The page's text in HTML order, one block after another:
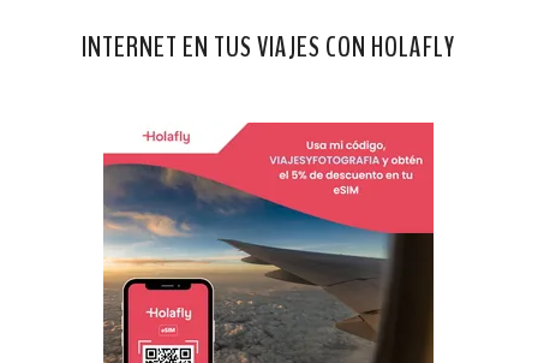
INTERNET EN TUS VIAJES CON HOLAFLY